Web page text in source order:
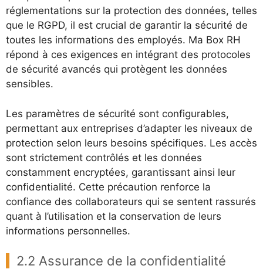
réglementations sur la protection des données, telles
que le RGPD, il est crucial de garantir la sécurité de
toutes les informations des employés. Ma Box RH
répond à ces exigences en intégrant des protocoles
de sécurité avancés qui protègent les données
sensibles.
Les paramètres de sécurité sont configurables,
permettant aux entreprises d’adapter les niveaux de
protection selon leurs besoins spécifiques. Les accès
sont strictement contrôlés et les données
constamment encryptées, garantissant ainsi leur
confidentialité. Cette précaution renforce la
confiance des collaborateurs qui se sentent rassurés
quant à l’utilisation et la conservation de leurs
informations personnelles.
2.2 Assurance de la confidentialité